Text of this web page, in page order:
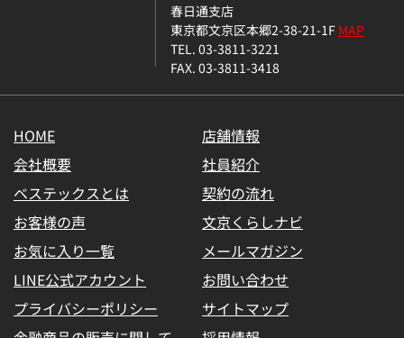
春日通支店
東京都文京区本郷2-38-21-1FMAP
TEL. 03-3811-3221
FAX. 03-3811-3418
HOME
店舗情報
会社概要
社員紹介
ベステックスとは
契約の流れ
お客様の声
文京くらしナビ
お気に入り一覧
メールマガジン
LINE公式アカウント
お問い合わせ
プライバシーポリシー
サイトマップ